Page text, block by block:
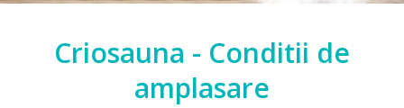
Criosauna - Conditii de
amplasare